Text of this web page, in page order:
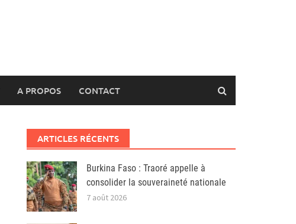
A PROPOS CONTACT
ARTICLES RÉCENTS
Burkina Faso : Traoré appelle à
consolider la souveraineté nationale
7 août 2026